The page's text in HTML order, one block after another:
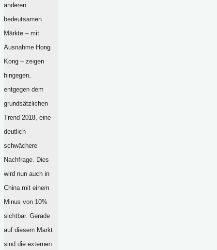
anderen
bedeutsamen
Märkte – mit
Ausnahme Hong
Kong – zeigen
hingegen,
entgegen dem
grundsätzlichen
Trend 2018, eine
deutlich
schwächere
Nachfrage. Dies
wird nun auch in
China mit einem
Minus von 10%
sichtbar. Gerade
auf diesem Markt
sind die externen